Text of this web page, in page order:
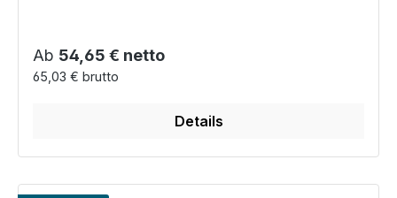
Regulärer Preis:
Ab 54,65 € netto
65,03 € brutto
Details